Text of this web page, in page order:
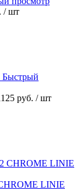
/ шт
Быстрый
руб. / шт
LINIE